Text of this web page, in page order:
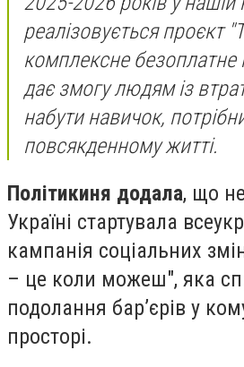
реалізовується проєкт
комплексне безоплатне
дає змогу людям із
набути навичок,
повсякденному житті.
Політикиня додала, що
Україні стартувала
кампанія соціальних
– це коли можеш", яка
подолання бар’єрів у
просторі.